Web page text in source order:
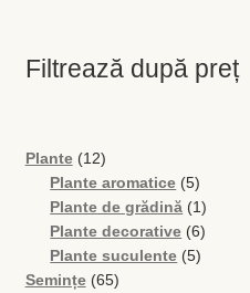
Filtrează după preț
Plante 1212
produse
Plante aromatice 55
produse
Plante de grădină 11
produs
Plante decorative 66
produse
Plante suculente 55
Semințe 6565